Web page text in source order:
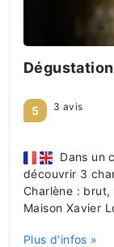
Dans un
découvrir 3
Charlène :
Maison Xavier
Plus d'infos »
5 3 avis